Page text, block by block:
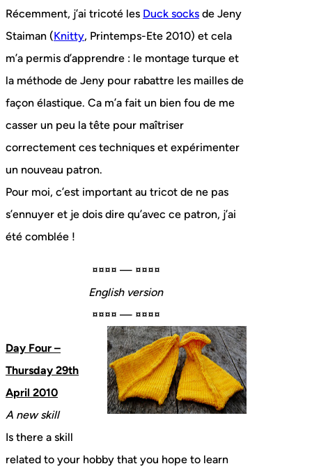
Récemment, j’ai tricoté les Duck socks de Jeny
Staiman (Knitty, Printemps-Ete 2010) et cela
m’a permis d’apprendre : le montage turque et
la méthode de Jeny pour rabattre les mailles de
façon élastique. Ca m’a fait un bien fou de me
casser un peu la tête pour maîtriser
correctement ces techniques et expérimenter
un nouveau patron.
Pour moi, c’est important au tricot de ne pas
s’ennuyer et je dois dire qu’avec ce patron, j’ai
été comblée !
¤¤¤¤ — ¤¤¤¤
English version
¤¤¤¤ — ¤¤¤¤
Day Four –
Thursday 29th
April 2010
A new skill
Is there a skill
related to your hobby that you hope to learn